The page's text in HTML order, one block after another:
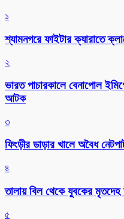
১
শ্যামনগরে ফাইটার ক্যারাতে
২
ভারত পাচারকালে বেনাপোল
আটক
৩
ফিংড়ীর ডাড়ার খালে অবৈধ
৪
তালায় বিল থেকে যুবকের মৃতদেহ
৫